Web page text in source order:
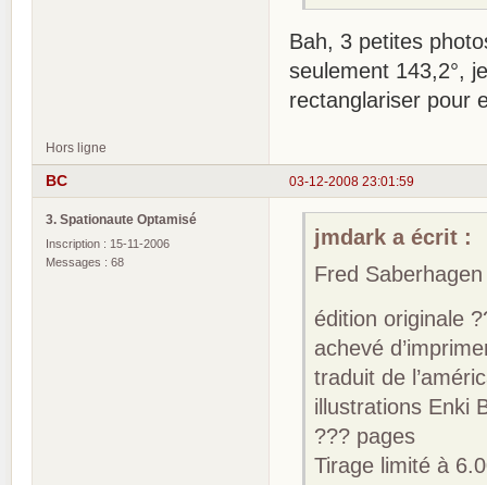
Bah, 3 petites
seulement 143,2°,
rectanglariser pour
Hors ligne
03-12-2008 23:01:59
BC
3. Spationaute Optamisé
Inscription : 15-11-2006
Messages : 68
jmdark a écrit :
Fred
édition originale
achevé
traduit de
illustrations Enki
??? pages
Tirage limité à